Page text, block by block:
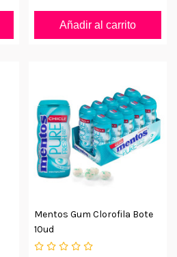
Añadir al carrito
Mentos Gum Clorofila Bote
10ud